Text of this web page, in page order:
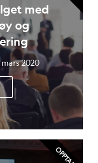
med
og
2020
OPPTAK